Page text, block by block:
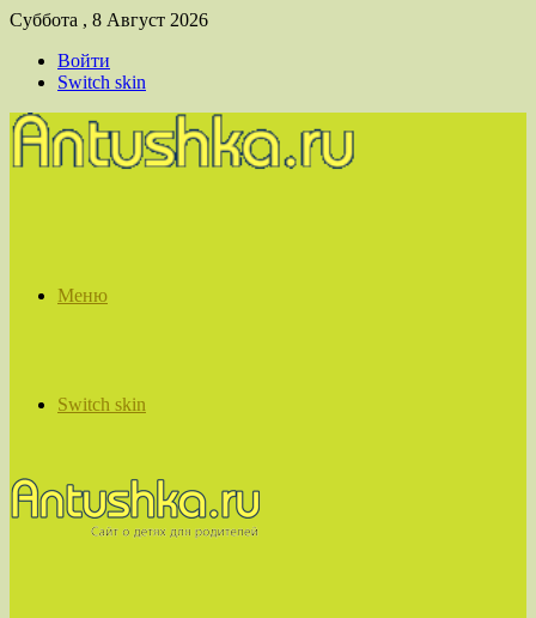
Суббота , 8 Август 2026
Войти
Switch skin
Меню
Switch skin